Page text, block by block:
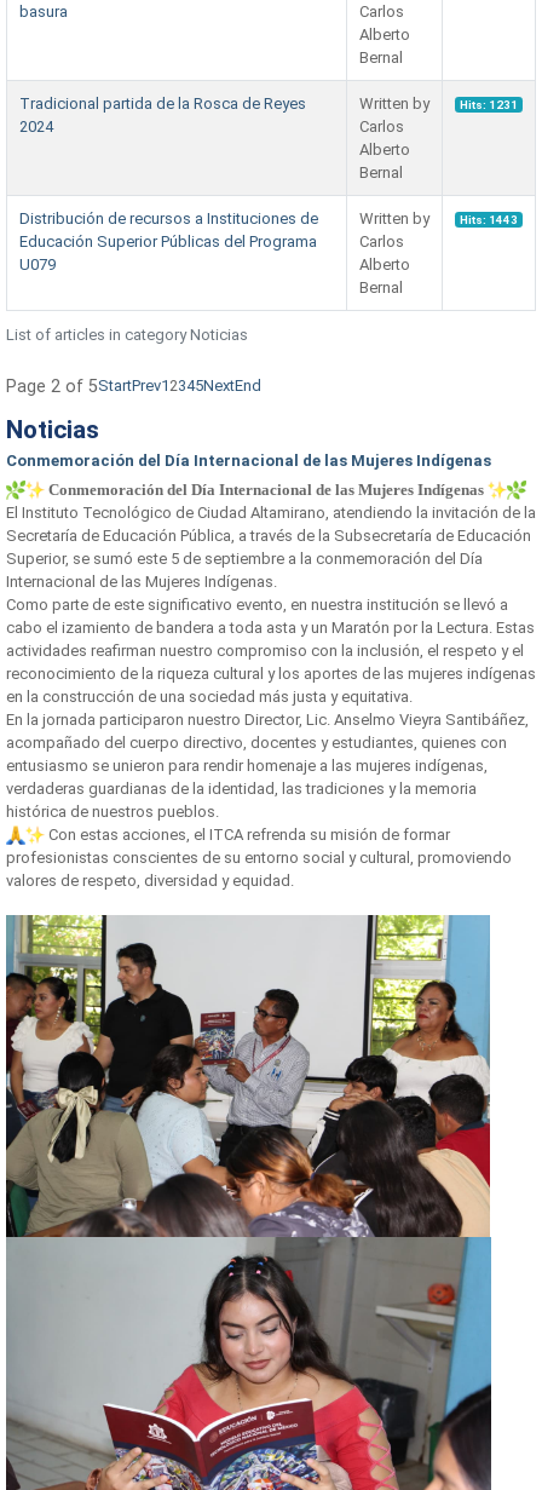
List of articles in category Noticias
basura
Carlos
Alberto
Bernal
Tradicional partida de la Rosca de Reyes
2024
Written by
Carlos
Alberto
Bernal
Hits: 1231
Distribución de recursos a Instituciones de
Educación Superior Públicas del Programa
U079
Written by
Carlos
Alberto
Bernal
Hits: 1443
Page 2 of 5StartPrev1 2345NextEnd
Noticias
Conmemoración del Día Internacional de las Mujeres Indígenas
Conmemoración del Día Internacional de las Mujeres Indígenas
El Instituto Tecnológico de Ciudad Altamirano, atendiendo la invitación de la
Secretaría de Educación Pública, a través de la Subsecretaría de Educación
Superior, se sumó este 5 de septiembre a la conmemoración del Día
Internacional de las Mujeres Indígenas.
Como parte de este significativo evento, en nuestra institución se llevó a
cabo el izamiento de bandera a toda asta y un Maratón por la Lectura. Estas
actividades reafirman nuestro compromiso con la inclusión, el respeto y el
reconocimiento de la riqueza cultural y los aportes de las mujeres indígenas
en la construcción de una sociedad más justa y equitativa.
En la jornada participaron nuestro Director, Lic. Anselmo Vieyra Santibáñez,
acompañado del cuerpo directivo, docentes y estudiantes, quienes con
entusiasmo se unieron para rendir homenaje a las mujeres indígenas,
verdaderas guardianas de la identidad, las tradiciones y la memoria
histórica de nuestros pueblos.
Con estas acciones, el ITCA refrenda su misión de formar
profesionistas conscientes de su entorno social y cultural, promoviendo
valores de respeto, diversidad y equidad.